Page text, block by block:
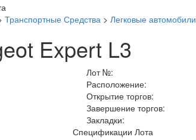
Транспортные Средства > Легковые автомобили
Expert L3
Лот №:
Расположение:
Открытие торгов:
Завершение торгов:
Закладки:
Спецификации Лота